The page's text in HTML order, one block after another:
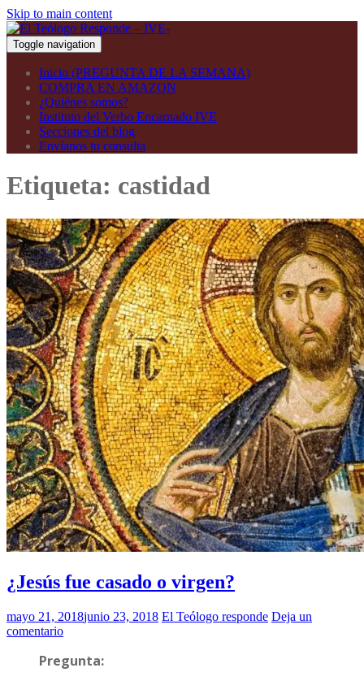
Skip to main content
Toggle navigation
Inicio (PREGUNTA DE LA SEMANA)
COMPRA EN AMAZON
¿Quiénes somos?
Instituto del Verbo Encarnado IVE
Secciones del blog
Envíanos tu consulta
Etiqueta: castidad
¿Jesús fue casado o virgen?
mayo 21, 2018junio 23, 2018 El Teólogo responde Deja un
comentario
Pregunta: